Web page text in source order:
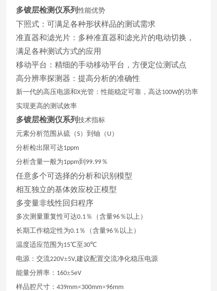
多镀层检测仪系列性能优势
下照式：可满足各种形状样品的测试需求
准直器和滤光片：多种准直器和滤光片的电动切换，
满足各种测试方式的应用
移动平台：精细的手动移动平台，方便定位测试点
高分辨率探测器：提高分析的准确性
新一代的高压电源和X光管：性能稳定可靠，高达100W的功率
实现更高的测试效率
多镀层检测仪系列技术指标
元素分析范围从硫（S）到铀（ U ）
分析检出限可达1ppm
分析含量一般为1ppm到 99.99％
任意多个可选择的分析和识别模型
相互独立的基体效应校正模型
多变量非线性回归程序
多次测量重复性可达0.1％（含量96％以上）
长期工作稳定性为0.1％（含量96％以上）
温度适应范围为15℃至30℃
电源：交流220V±5V,建议配置交流净化稳压电源
能量分辨率： 160±5eV
样品腔尺寸：439mm×300mm×96mm